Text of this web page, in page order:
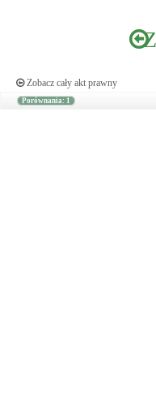
Zobacz cały akt prawny
Porównania: 1